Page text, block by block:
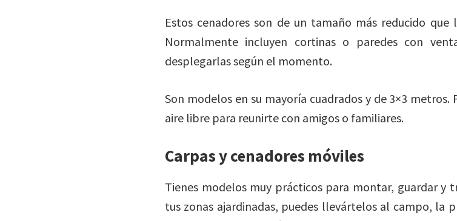
Estos cenadores son de un tamaño más reducido
Normalmente incluyen cortinas o paredes con
desplegarlas según el momento.
Son modelos en su mayoría cuadrados y de 3×3
aire libre para reunirte con amigos o familiares.
Carpas y cenadores móviles
Tienes modelos muy prácticos para montar, guardar y
tus zonas ajardinadas, puedes llevártelos al campo, la